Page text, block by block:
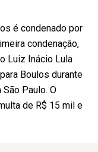
é condenado por
condenação,
Luiz Inácio Lula
Boulos durante
Paulo. O
de R$ 15 mil e